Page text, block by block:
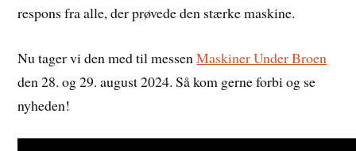
respons fra alle, der prøvede den stærke maskine.
Nu tager vi den med til messenMaskiner Under Broen
den 28. og 29. august 2024. Så kom gerne forbi og se
nyheden!